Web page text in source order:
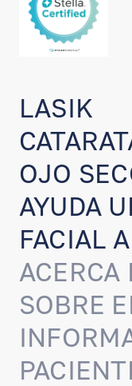
ACERCA
SOBRE
LASIK
OJO
AYUDA
FACIAL